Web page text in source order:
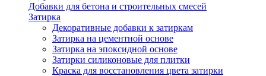
Добавки для бетона и строительных смесей
Затирка
Декоративные добавки к затиркам
Затирка на цементной основе
Затирка на эпоксидной основе
Затирки силиконовые для плитки
Краска для восстановления цвета затирки